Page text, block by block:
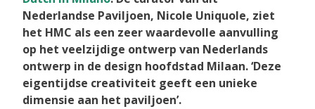
Nederlandse Paviljoen, Nicole Uniquole, ziet
het HMC als een zeer waardevolle aanvulling
op het veelzijdige ontwerp van Nederlands
ontwerp in de design hoofdstad Milaan. ‘Deze
eigentijdse creativiteit geeft een unieke
dimensie aan het paviljoen’.